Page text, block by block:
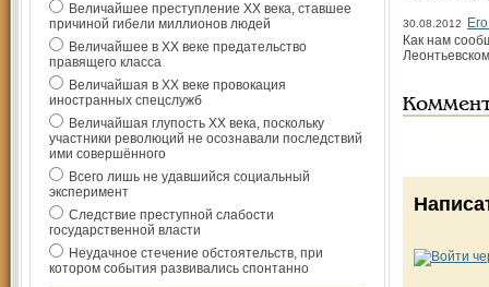
Величайшее преступление ХХ века, ставшее
причиной гибели миллионов людей
Величайшее в ХХ веке предательство
правящего класса
Величайшая в ХХ веке провокация
иностранных спецслужб
Величайшая глупость ХХ века, поскольку
участники революций не осознавали последствий
ими совершённого
Всего лишь не удавшийся социальный
эксперимент
Следствие преступной слабости
государственной власти
Неудачное стечение обстоятельств, при
котором события развивались спонтанно
30.08.2012
Как нам